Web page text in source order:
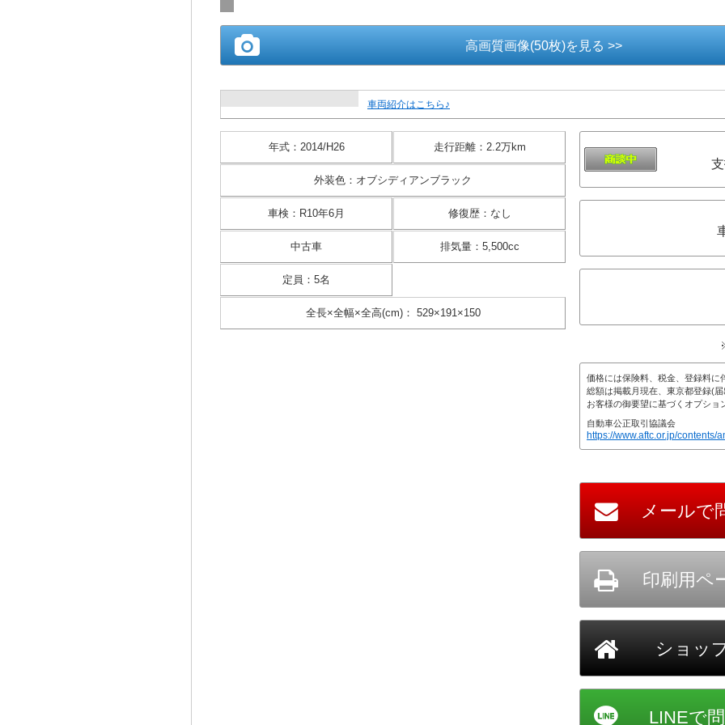
高画質画像(50枚)を見る >>
車両紹介はこちら♪
年式： 2014/H26 走行距離： 2.2万km
外装色 ： オブシディアンブラック
車検 ： R10年6月 修復歴： なし
中古車 排気量： 5,500cc
定員 ： 5名
全長×全幅×全高(cm)： 529×191×150
価格には保険料、税金、登録料に
総額は掲載月現在、東京都登録(
お客様の御要望に基づくオプショ
自動車公正取引協議会
https://www.aftc.or.jp/contents/